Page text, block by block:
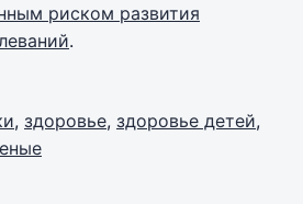
риском развития
.
, здоровье, здоровье детей,